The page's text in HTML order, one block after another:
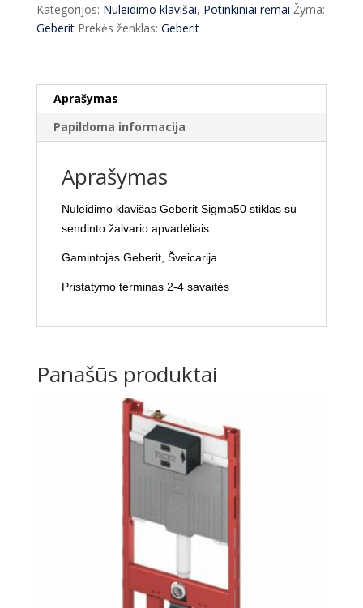
sendintas
Kategorijos: Nuleidimo klavišai, Potinkiniai rėmai Žyma:
Geberit Prekės ženklas: Geberit
Aprašymas
Papildoma informacija
Aprašymas
Nuleidimo klavišas Geberit Sigma50 stiklas su
sendinto žalvario apvadėliais
Gamintojas Geberit, Šveicarija
Pristatymo terminas 2-4 savaitės
Panašūs produktai